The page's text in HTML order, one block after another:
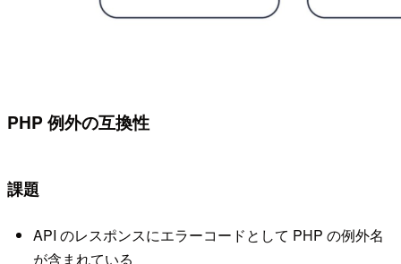
PHP 例外の互換性
課題
API のレスポンスにエラーコードとして PHP の例外名
が含まれている